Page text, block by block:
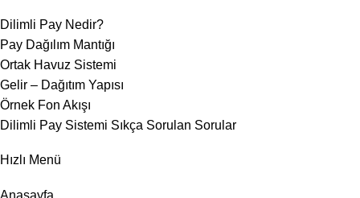
Dilimli Pay Nedir?
Pay Dağılım Mantığı
Ortak Havuz Sistemi
Gelir – Dağıtım Yapısı
Örnek Fon Akışı
Dilimli Pay Sistemi Sıkça Sorulan Sorular
Hızlı Menü
Anasayfa